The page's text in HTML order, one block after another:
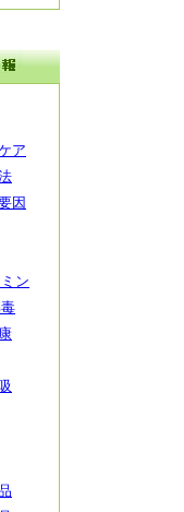
ア
因
ン